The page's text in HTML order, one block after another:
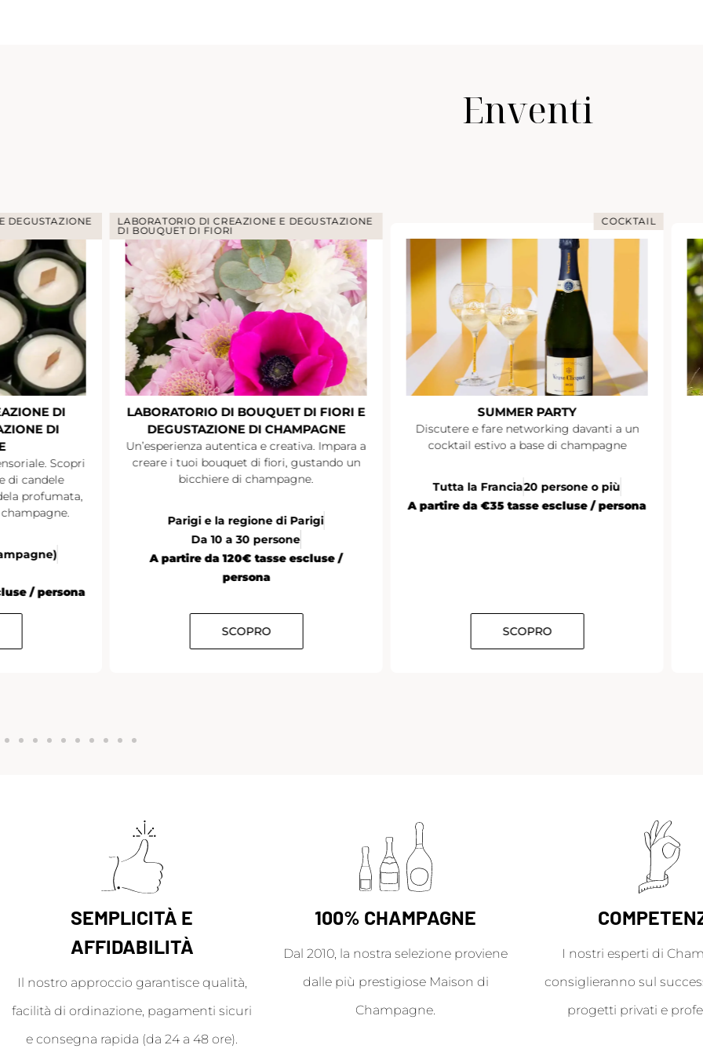
Enventi
DEGUSTAZIONE
DI
DI
Scopri
di candele
profumata,
/ persona
LABORATORIO DI CREAZIONE E DEGUSTAZIONE
DI BOUQUET DI FIORI
LABORATORIO DI BOUQUET DI FIORI E
DEGUSTAZIONE DI CHAMPAGNE
Un’esperienza autentica e creativa. Impara a
creare i tuoi bouquet di fiori, gustando un
bicchiere di champagne.
Parigi e la regione di Parigi
Da 10 a 30 persone
A partire da 120€ tasse escluse /
persona
SCOPRO
COCKTAIL
SUMMER PARTY
Discutere e fare networking davanti a un
cocktail estivo a base di champagne
Tutta la Francia20 persone o più
A partire da €35 tasse escluse / persona
SCOPRO
SEMPLICITÀ E
AFFIDABILITÀ
Il nostro approccio garantisce qualità,
facilità di ordinazione, pagamenti sicuri
e consegna rapida (da 24 a 48 ore).
100% CHAMPAGNE
Dal 2010, la nostra selezione proviene
dalle più prestigiose Maison di
Champagne.
I nostri esperti di
consiglieranno sul
progetti privati e